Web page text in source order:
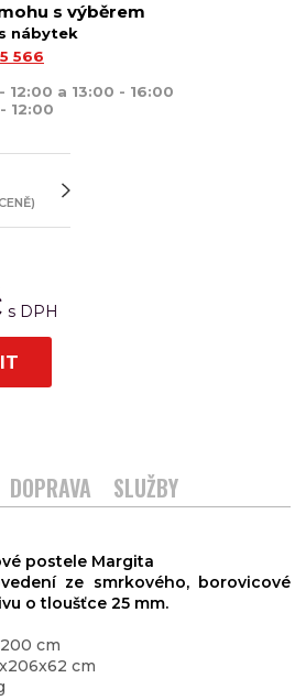
s výběrem
nábytek
566
a 13:00 - 16:00
DOPRAVA SLUŽBY
postele Margita
ze smrkového, borovicové
o tloušťce 25 mm.
cm
cm